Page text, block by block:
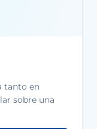
tanto en
sobre una